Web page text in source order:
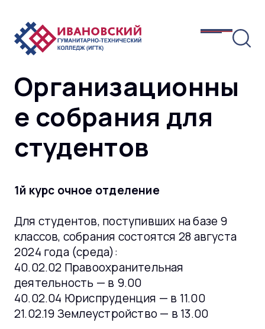
Организационны
е собрания для
студентов
1й курс очное отделение
Для студентов, поступивших на базе 9
классов, собрания состоятся 28 августа
2024 года (среда):
40.02.02 Правоохранительная
деятельность — в 9.00
40.02.04 Юриспруденция — в 11.00
21.02.19 Землеустройство — в 13.00